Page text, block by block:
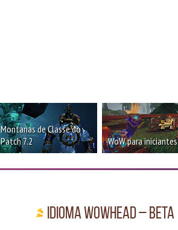
Montarias de Classe do
Patch 7.2
WoW para iniciantes
Idioma WoWHead – Beta